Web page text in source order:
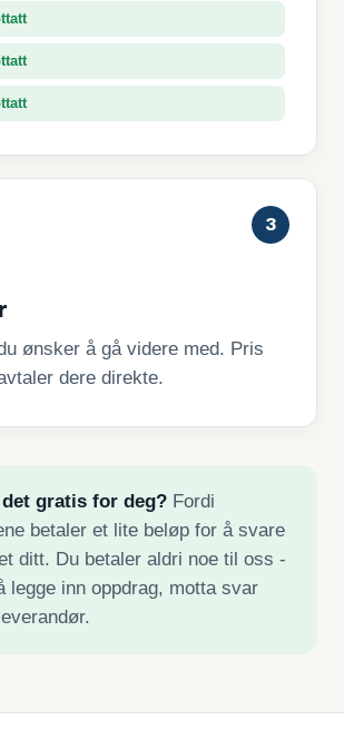
3
ønsker å gå videre med. Pris
dere direkte.
gratis for deg?Fordi
betaler et lite beløp for å svare
ditt. Du betaler aldri noe til oss -
legge inn oppdrag, motta svar